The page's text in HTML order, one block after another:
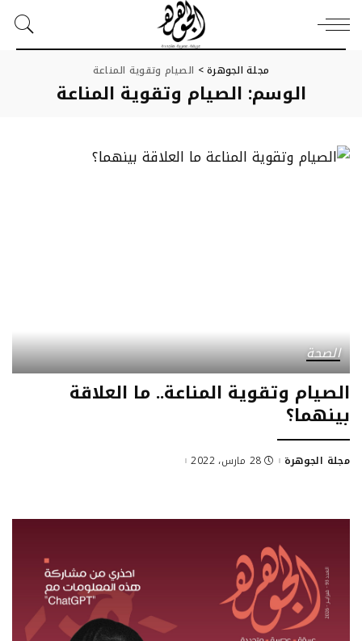
مجلة الجوهرة> الصيام وتقوية المناعة
الوسم: الصيام وتقوية المناعة
الصحة
الصيام وتقوية المناعة.. ما العلاقة
بينهما؟
مجلة الجوهرة 28 مارس، 2022